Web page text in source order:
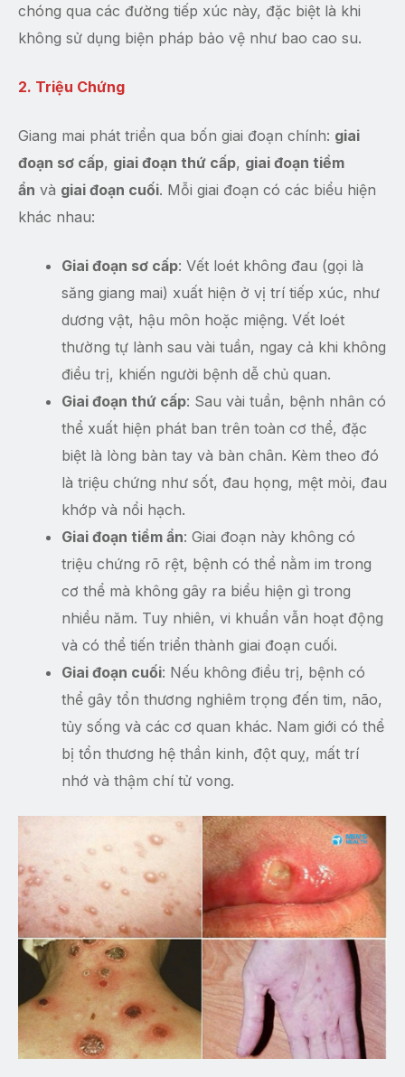
chóng qua các đường tiếp xúc này, đặc biệt là khi
không sử dụng biện pháp bảo vệ như bao cao su.
2. Triệu Chứng
Giang mai phát triển qua bốn giai đoạn chính: giai
đoạn sơ cấp, giai đoạn thứ cấp, giai đoạn tiềm
ẩn và giai đoạn cuối. Mỗi giai đoạn có các biểu hiện
khác nhau:
Giai đoạn sơ cấp: Vết loét không đau (gọi là
săng giang mai) xuất hiện ở vị trí tiếp xúc, như
dương vật, hậu môn hoặc miệng. Vết loét
thường tự lành sau vài tuần, ngay cả khi không
điều trị, khiến người bệnh dễ chủ quan.
Giai đoạn thứ cấp: Sau vài tuần, bệnh nhân có
thể xuất hiện phát ban trên toàn cơ thể, đặc
biệt là lòng bàn tay và bàn chân. Kèm theo đó
là triệu chứng như sốt, đau họng, mệt mỏi, đau
khớp và nổi hạch.
Giai đoạn tiềm ẩn: Giai đoạn này không có
triệu chứng rõ rệt, bệnh có thể nằm im trong
cơ thể mà không gây ra biểu hiện gì trong
nhiều năm. Tuy nhiên, vi khuẩn vẫn hoạt động
và có thể tiến triển thành giai đoạn cuối.
Giai đoạn cuối: Nếu không điều trị, bệnh có
thể gây tổn thương nghiêm trọng đến tim, não,
tủy sống và các cơ quan khác. Nam giới có thể
bị tổn thương hệ thần kinh, đột quỵ, mất trí
nhớ và thậm chí tử vong.